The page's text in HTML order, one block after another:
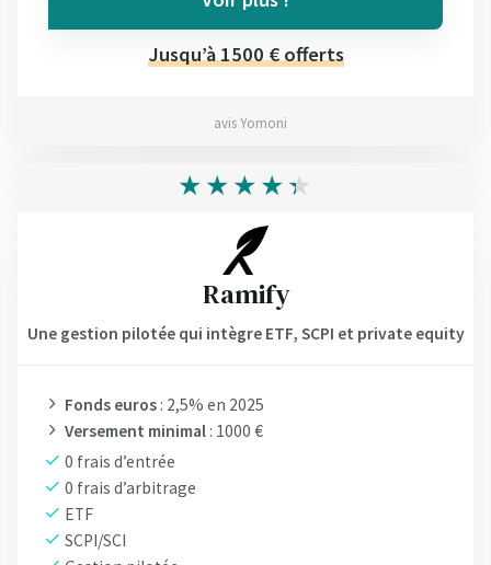
Jusqu’à 1500 € offerts
avis Yomoni
Ramify
Une gestion pilotée qui intègre ETF, SCPI et private equity
Fonds euros : 2,5% en 2025
Versement minimal : 1000 €
0 frais d’entrée
0 frais d’arbitrage
ETF
SCPI/SCI